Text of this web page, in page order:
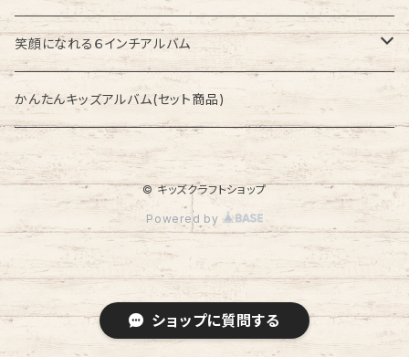
笑顔になれる６インチアルバム
季節のアルバム
セット商品
セレモニーアルバム
かんたんキッズアルバム(セット商品)
© キッズクラフトショップ
Powered by
ショップに質問する